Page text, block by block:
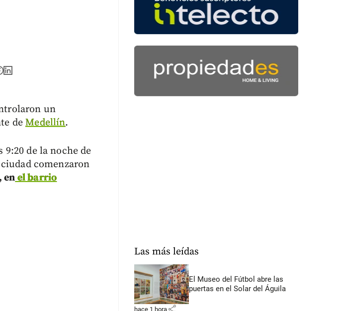
un
deMedellín.
de la noche de
comenzaron
enel barrio
Las más leídas
El Museo del Fútbol abre las
puertas en el Solar del Águila
hace 1 hora